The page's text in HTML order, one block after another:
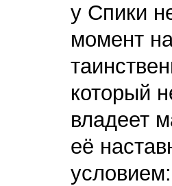
у Спики
момент
который
владеет
её